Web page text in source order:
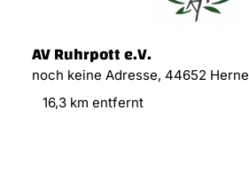
AV Ruhrpott e.V.
noch keine Adresse, 44652 Herne
16,3 km entfernt